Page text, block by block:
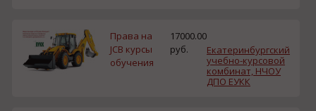
Права на
JCB курсы
обучения
17000.00
руб.
Екатеринбургский
учебно-курсовой
комбинат, НЧОУ
ДПО ЕУКК